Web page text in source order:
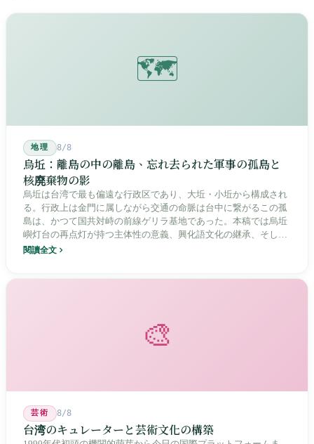
🗺️
地理 8/8
烏坵：離島の中の離島、忘れ去られた軍事の孤島と
核廃棄物の影
烏坵は台湾で最も偏遠な行政区であり、大坵・小坵から構成され
る。行政上は金門に属しながら交通の命脈は台中に繋がるこの孤
島は、かつて国共対峙の前線ゲリラ基地であった。本稿では烏坵
嶼灯台の再点灯が持つ主体性の意義、興化語文化の継承、そして
20年にわたる核廃棄物処分場選定をめぐる住民投票の論争を深く
閱讀全文
🎨
芸術 8/8
台湾のキュレーターと芸術文化の構築